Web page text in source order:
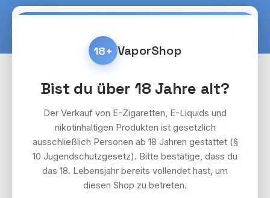
Zum Hauptinhalt springen
Atomic Stabfeuerzeug Oval Luxury
Bildergalerie überspringen
18+ VaporShop
Bist du über 18 Jahre alt?
Der Verkauf von E-Zigaretten, E-Liquids und
nikotinhaltigen Produkten ist gesetzlich
ausschließlich Personen ab 18 Jahren gestattet (§
10 Jugendschutzgesetz). Bitte bestätige, dass du
das 18. Lebensjahr bereits vollendet hast, um
diesen Shop zu betreten.